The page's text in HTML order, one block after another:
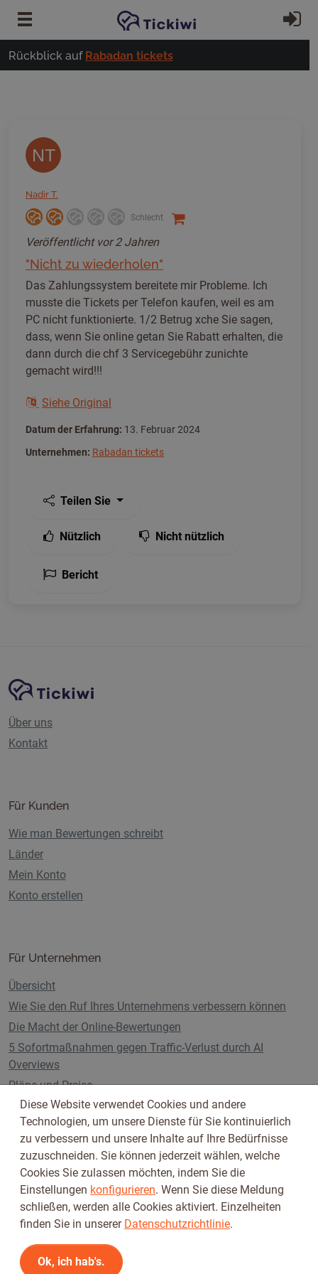
Zum Hauptinhalt springen
Rückblick auf Rabadan tickets
NT
Nadir T.
Schlecht
Veröffentlicht vor 2 Jahren
"Nicht zu wiederholen"
Das Zahlungssystem bereitete mir Probleme. Ich
musste die Tickets per Telefon kaufen, weil es am
PC nicht funktionierte. 1/2 Betrug xche Sie sagen,
dass, wenn Sie online getan Sie Rabatt erhalten, die
dann durch die chf 3 Servicegebühr zunichte
gemacht wird!!!
Siehe Original
Datum der Erfahrung: 13. Februar 2024
Unternehmen: Rabadan tickets
Teilen Sie
Nützlich Nicht nützlich
Bericht
Website-Navigation
Tickiwi-Plattform
Über uns
Kontakt
Für Kunden
Wie man Bewertungen schreibt
Länder
Mein Konto
Konto erstellen
Für Unternehmen
Übersicht
Wie Sie den Ruf Ihres Unternehmens verbessern können
Die Macht der Online-Bewertungen
5 Sofortmaßnahmen gegen Traffic-Verlust durch AI
Overviews
Pläne und Preise
Folge uns auf
Nutzungsbedingungen
Diese Website verwendet Cookies und andere
Technologien, um unsere Dienste für Sie kontinuierlich
zu verbessern und unsere Inhalte auf Ihre Bedürfnisse
zuzuschneiden. Sie können jederzeit wählen, welche
Cookies Sie zulassen möchten, indem Sie die
Einstellungen konfigurieren. Wenn Sie diese Meldung
schließen, werden alle Cookies aktiviert. Einzelheiten
finden Sie in unserer Datenschutzrichtlinie.
Ok, ich hab's.